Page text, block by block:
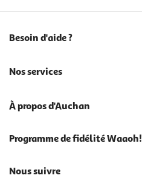
Besoin d'aide ?
Nos services
À propos d'Auchan
Programme de fidélité Waaoh!
Nous suivre